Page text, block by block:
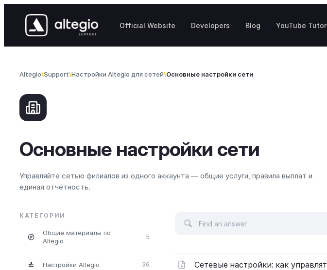
Official Website Developers Blog YouTube
Altegio Support Настройки Altegio для сетей Основные настройки сети
Основные настройки сети
Управляйте сетью филиалов из одного аккаунта — общие услуги, правила выплат и
единая отчётность.
КАТЕГОРИИ
Общие материалы по
Altegio
5
Настройки Altegio 36 Сетевые настройки: как